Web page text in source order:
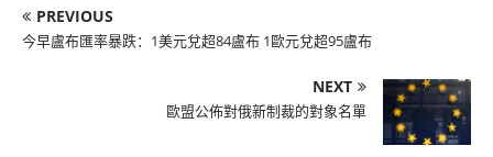
PREVIOUS
今早盧布匯率暴跌：1美元兌超84盧布 1歐元兌超95盧布
NEXT
歐盟公佈對俄新制裁的對象名單